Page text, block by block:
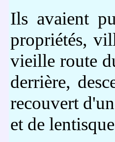
Ils avaient
propriétés,
vieille route
derrière,
recouvert
et de